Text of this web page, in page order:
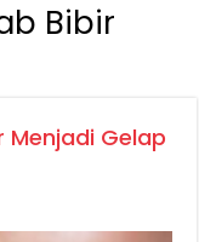
Bibir
Menjadi Gelap